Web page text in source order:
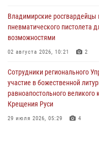
Владимирские росгвардейцы
пневматического пистолета
возможностями
02 августа 2026, 10:21 2
Сотрудники регионального
участие в божественной
равноапостольного
Крещения Руси
29 июля 2026, 05:29 4